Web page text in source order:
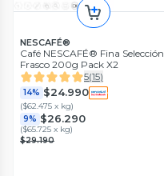
NESCAFÉ®
Café NESCAFÉ® Fina Selección
Frasco 200g Pack X2
5(15)
14% $24.990
($62.475 x kg)
9% $26.290
($65.725 x kg)
$29.190